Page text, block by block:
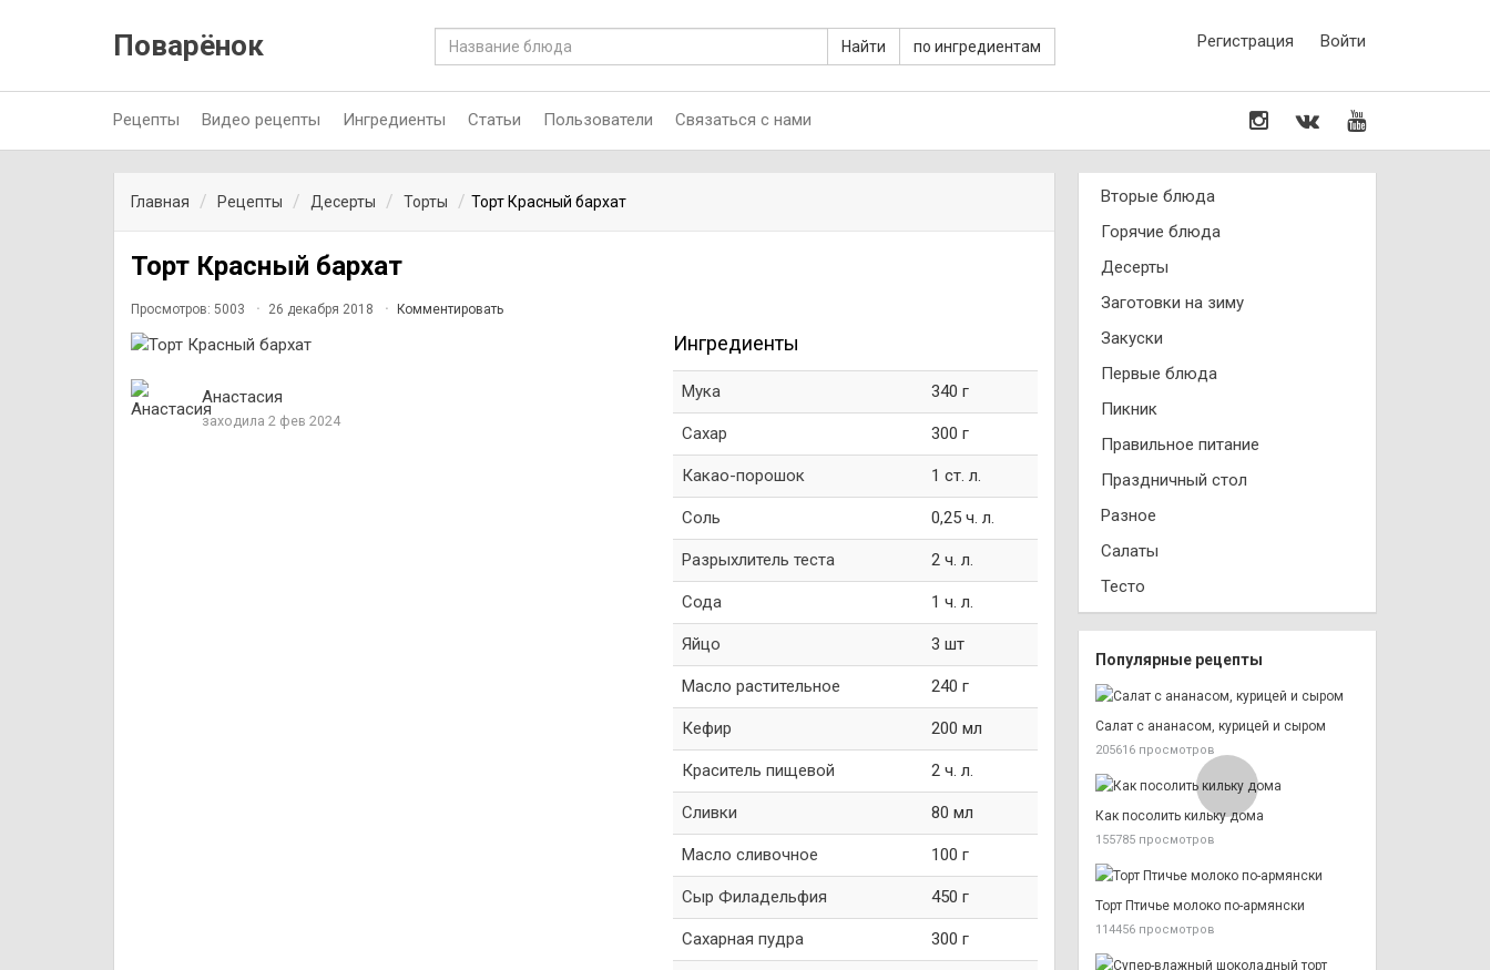
Поварёнок Найти по ингредиентам Регистрация Войти
Рецепты Видео рецепты Ингредиенты Статьи Пользователи Связаться с нами
Главная Рецепты Десерты Торты Торт Красный бархат
Торт Красный бархат
Просмотров: 5003 26 декабря 2018 Комментировать
Анастасия
заходила 2 фев 2024
Ингредиенты
Мука 340 г
Сахар 300 г
Какао-порошок 1 ст. л.
Соль 0,25 ч. л.
Разрыхлитель теста 2 ч. л.
Сода 1 ч. л.
Яйцо 3 шт
Масло растительное 240 г
Кефир 200 мл
Краситель пищевой 2 ч. л.
Сливки 80 мл
Масло сливочное 100 г
Сыр Филадельфия 450 г
Сахарная пудра 300 г
Вторые блюда
Горячие блюда
Десерты
Заготовки на зиму
Закуски
Первые блюда
Пикник
Правильное питание
Праздничный стол
Разное
Салаты
Тесто
Популярные рецепты
Салат с ананасом, курицей и сыром
205616 просмотров
Как посолить кильку дома
155785 просмотров
Торт Птичье молоко по-армянски
114456 просмотров